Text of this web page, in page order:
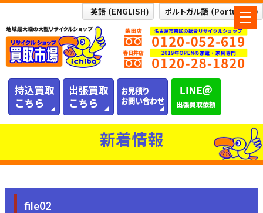
メ
ニ
ュ
ー
新着情報
file02